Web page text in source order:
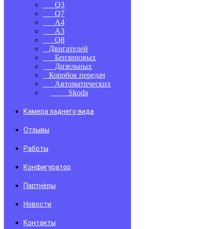
Q3
Q7
A4
A3
Q8
Двигателей
Бензиновых
Дизельных
Коробок передач
Автоматических
Skoda
Камера заднего вида
Отзывы
Работы
Конфигуратор
Партнёры
Новости
Контакты